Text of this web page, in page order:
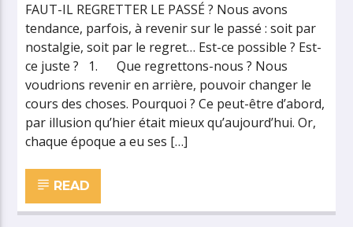
FAUT-IL REGRETTER LE PASSÉ ? Nous avons
tendance, parfois, à revenir sur le passé : soit par
nostalgie, soit par le regret… Est-ce possible ? Est-
ce juste ? 1. Que regrettons-nous ? Nous
voudrions revenir en arrière, pouvoir changer le
cours des choses. Pourquoi ? Ce peut-être d’abord,
par illusion qu’hier était mieux qu’aujourd’hui. Or,
chaque époque a eu ses […]
READ